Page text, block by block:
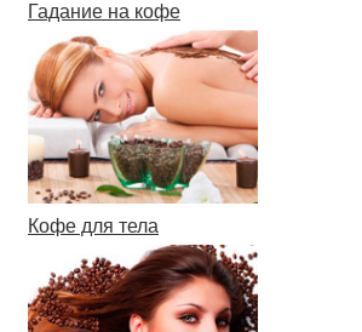
Гадание на кофе
Кофе для тела